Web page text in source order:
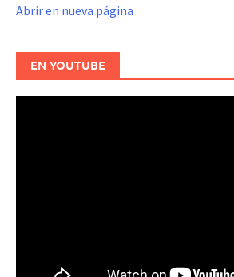
Abrir en nueva página
EN YOUTUBE